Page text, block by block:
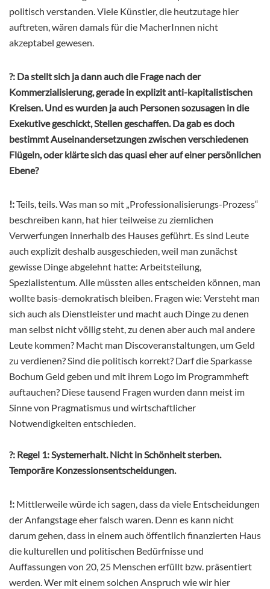
politisch verstanden. Viele Künstler, die heutzutage hier
auftreten, wären damals für die MacherInnen nicht
akzeptabel gewesen.
?: Da stellt sich ja dann auch die Frage nach der
Kommerzialisierung, gerade in explizit anti-kapitalistischen
Kreisen. Und es wurden ja auch Personen sozusagen in die
Exekutive geschickt, Stellen geschaffen. Da gab es doch
bestimmt Auseinandersetzungen zwischen verschiedenen
Flügeln, oder klärte sich das quasi eher auf einer persönlichen
Ebene?
!:Teils, teils. Was man so mit „Professionalisierungs-Prozess“
beschreiben kann, hat hier teilweise zu ziemlichen
Verwerfungen innerhalb des Hauses geführt. Es sind Leute
auch explizit deshalb ausgeschieden, weil man zunächst
gewisse Dinge abgelehnt hatte: Arbeitsteilung,
Spezialistentum. Alle müssten alles entscheiden können, man
wollte basis-demokratisch bleiben. Fragen wie: Versteht man
sich auch als Dienstleister und macht auch Dinge zu denen
man selbst nicht völlig steht, zu denen aber auch mal andere
Leute kommen? Macht man Discoveranstaltungen, um Geld
zu verdienen? Sind die politisch korrekt? Darf die Sparkasse
Bochum Geld geben und mit ihrem Logo im Programmheft
auftauchen? Diese tausend Fragen wurden dann meist im
Sinne von Pragmatismus und wirtschaftlicher
Notwendigkeiten entschieden.
?: Regel 1: Systemerhalt. Nicht in Schönheit sterben.
Temporäre Konzessionsentscheidungen.
!: Mittlerweile würde ich sagen, dass da viele Entscheidungen
der Anfangstage eher falsch waren. Denn es kann nicht
darum gehen, dass in einem auch öffentlich finanzierten Haus
die kulturellen und politischen Bedürfnisse und
Auffassungen von 20, 25 Menschen erfüllt bzw. präsentiert
werden. Wer mit einem solchen Anspruch wie wir hier